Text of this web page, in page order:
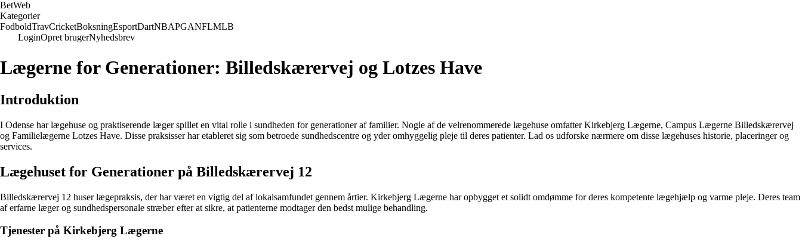
BetWeb
Kategorier
FodboldTravCricketBoksningEsportDartNBAPGANFLMLB
LoginOpret brugerNyhedsbrev
Lægerne for Generationer: Billedskærervej og Lotzes Have
Introduktion
I Odense har lægehuse og praktiserende læger spillet en vital rolle i sundheden for generationer af familier. Nogle af de velrenommerede lægehuse omfatter Kirkebjerg Lægerne, Campus Lægerne Billedskærervej
og Familielægerne Lotzes Have. Disse praksisser har etableret sig som betroede sundhedscentre og yder omhyggelig pleje til deres patienter. Lad os udforske nærmere om disse lægehuses historie, placeringer og
services.
Lægehuset for Generationer på Billedskærervej 12
Billedskærervej 12 huser lægepraksis, der har været en vigtig del af lokalsamfundet gennem årtier. Kirkebjerg Lægerne har opbygget et solidt omdømme for deres kompetente lægehjælp og varme pleje. Deres team
af erfarne læger og sundhedspersonale stræber efter at sikre, at patienterne modtager den bedst mulige behandling.
Tjenester på Kirkebjerg Lægerne